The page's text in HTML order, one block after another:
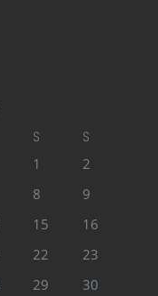
S S
1
2
8
9
15
16
22
23
29
30